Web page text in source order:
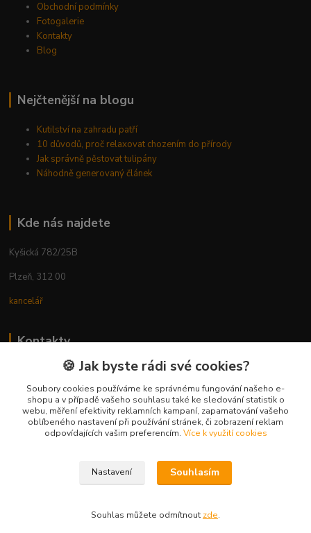
Obchodní podmínky
Fotogalerie
Kontakty
Blog
Nejčtenější na blogu
Kutilství na zahradu patří
10 důvodů, proč relaxovat chozením do přírody
Jak správně pěstovat tulipány
Náhodně generovaný článek
Kde nás najdete
Kyšická 782/25B
Plzeň, 312 00
kancelář
Kontakty
Ing. Michal Vaněk
+420 603 332 100
(Po-Pá, 10-17 hod.)
info@vyhodnynakup.eu
🍪 Jak byste rádi své cookies?
Soubory cookies používáme ke správnému fungování našeho e-
shopu a v případě vašeho souhlasu také ke sledování statistik o
webu, měření efektivity reklamních kampaní, zapamatování vašeho
oblíbeného nastavení při používání stránek, či zobrazení reklam
odpovídajících vašim preferencím. Více k využití cookies
Nastavení Souhlasím
Souhlas můžete odmítnout zde.